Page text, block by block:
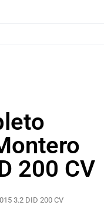
200 CV
3.2 DID 200 CV